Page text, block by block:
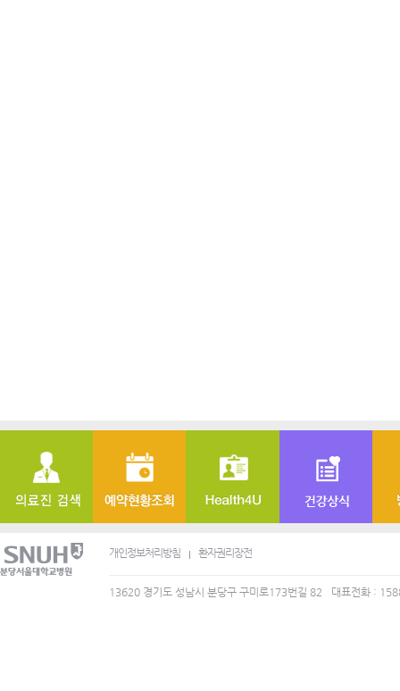
개인정보처리방침 환자권리장전
13620 경기도 성남시 분당구 구미로173번길 82 대표전화 :